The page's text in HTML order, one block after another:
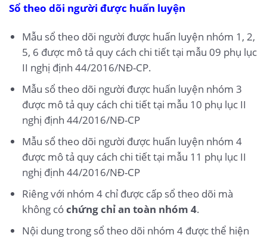
Sổ theo dõi người được huấn luyện
Mẫu sổ theo dõi người được huấn luyện nhóm 1, 2,
5, 6 được mô tả quy cách chi tiết tại mẫu 09 phụ lục
II nghị định 44/2016/NĐ-CP.
Mẫu sổ theo dõi người được huấn luyện nhóm 3
được mô tả quy cách chi tiết tại mẫu 10 phụ lục II
nghị định 44/2016/NĐ-CP
Mẫu sổ theo dõi người được huấn luyện nhóm 4
được mô tả quy cách chi tiết tại mẫu 11 phụ lục II
nghị định 44/2016/NĐ-CP
Riêng với nhóm 4 chỉ được cấp sổ theo dõi mà
không cóchứng chỉ an toàn nhóm 4.
Nội dung trong sổ theo dõi nhóm 4 được thể hiện